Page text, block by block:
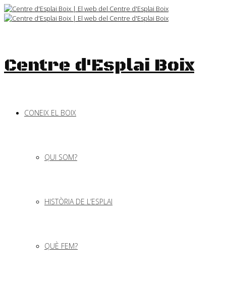
Skip
to
Centre d'Esplai Boix
CONEIX EL BOIX
QUI SOM?
HISTÒRIA DE L’ESPLAI
QUÈ FEM?